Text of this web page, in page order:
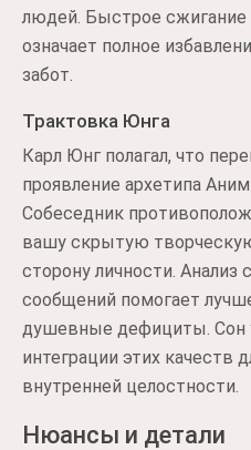
людей. Быстрое сжигание
означает полное
забот.
Трактовка Юнга
Карл Юнг полагал, что
проявление архетипа
Собеседник
вашу скрытую
сторону личности. Анализ
сообщений помогает
душевные дефициты. Сон
интеграции этих качеств
внутренней целостности.
Нюансы и детали